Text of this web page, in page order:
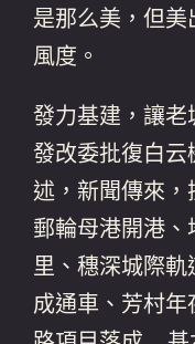
是那么美，但
風度。
發力基建，讓
發改委批復白
述，新聞傳來
郵輪母港開港
里、穗深城際
成通車、芳村年